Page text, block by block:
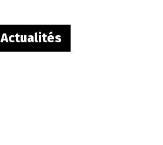
Actualités